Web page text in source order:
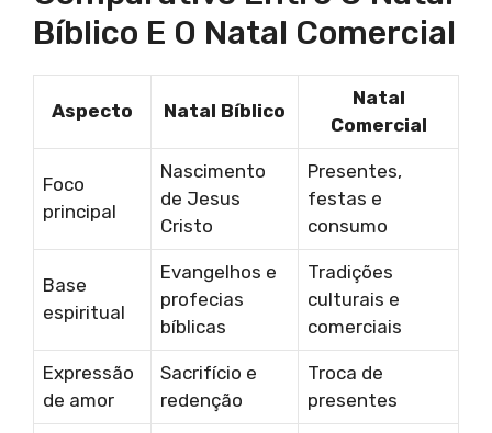
Bíblico E O Natal Comercial
Aspecto Natal Bíblico
Natal
Comercial
Foco
principal
Nascimento
de Jesus
Cristo
Presentes,
festas e
consumo
Base
espiritual
Evangelhos e
profecias
bíblicas
Tradições
culturais e
comerciais
Expressão
de amor
Sacrifício e
redenção
Troca de
presentes